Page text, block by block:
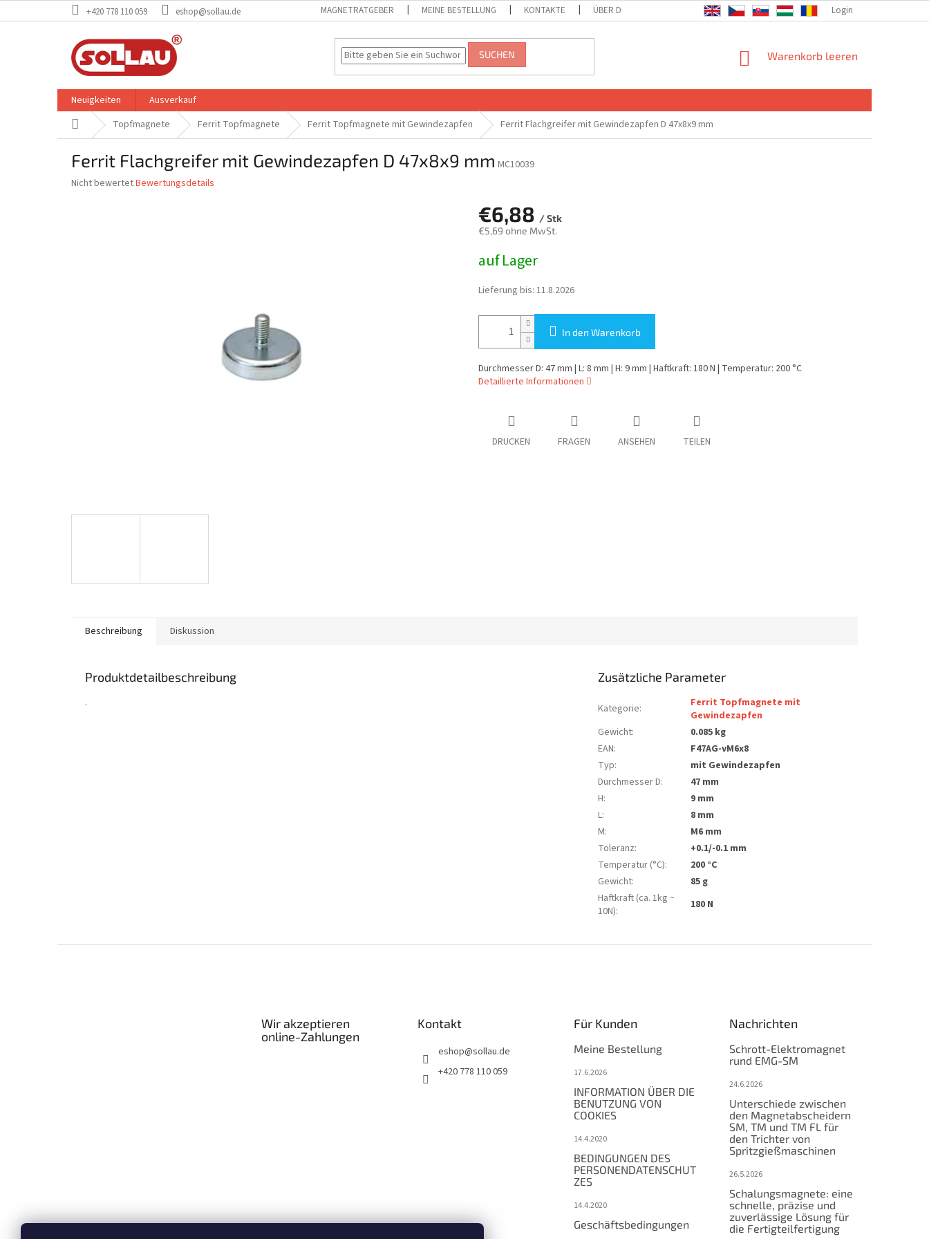
Inhalt
+420 778 110 059 eshop@sollau.de MAGNETRATGEBER MEINE BESTELLUNG KONTAKTE ÜBER DIE GESELLSCHAFT Login
SUCHEN WARENKORB
Warenkorb leeren
Neuigkeiten
Ausverkauf
StartseiteTopfmagnete Ferrit Topfmagnete Ferrit Topfmagnete mit Gewindezapfen Ferrit Flachgreifer mit Gewindezapfen D 47x8x9 mm
Ferrit Flachgreifer mit Gewindezapfen D 47x8x9 mm MC10039
Die
Nicht bewertetBewertungsdetails
€6,88 / Stk
€5,69 ohne MwSt.
auf Lager
Lieferung bis: 11.8.2026
In den Warenkorb
Durchmesser D: 47 mm | L: 8 mm | H: 9 mm | Haftkraft: 180 N | Temperatur: 200 °C
Detaillierte Informationen
DRUCKEN FRAGEN ANSEHEN TEILEN
Beschreibung Diskussion
Produktdetailbeschreibung
.
Zusätzliche Parameter
Kategorie:
Ferrit Topfmagnete mit
Gewindezapfen
Gewicht:
0.085 kg
EAN:
F47AG-vM6x8
Typ:
mit Gewindezapfen
Durchmesser D:
47 mm
H:
9 mm
L:
8 mm
M:
M6 mm
Toleranz:
+0.1/-0.1 mm
Temperatur (°C):
200 °C
Gewicht:
85 g
Haftkraft (ca. 1kg ~
10N): 180 N
Wir akzeptieren
online-Zahlungen
Kontakt
eshop@sollau.de
+420 778 110 059
Für Kunden
Meine Bestellung
17.6.2026
INFORMATION ÜBER DIE
BENUTZUNG VON
COOKIES
14.4.2020
BEDINGUNGEN DES
PERSONENDATENSCHUT
ZES
14.4.2020
Geschäftsbedingungen
Nachrichten
Schrott-Elektromagnet
rund EMG-SM
24.6.2026
Unterschiede zwischen
den Magnetabscheidern
SM, TM und TM FL für
den Trichter von
Spritzgießmaschinen
26.5.2026
Schalungsmagnete: eine
schnelle, präzise und
zuverlässige Lösung für
die Fertigteilfertigung